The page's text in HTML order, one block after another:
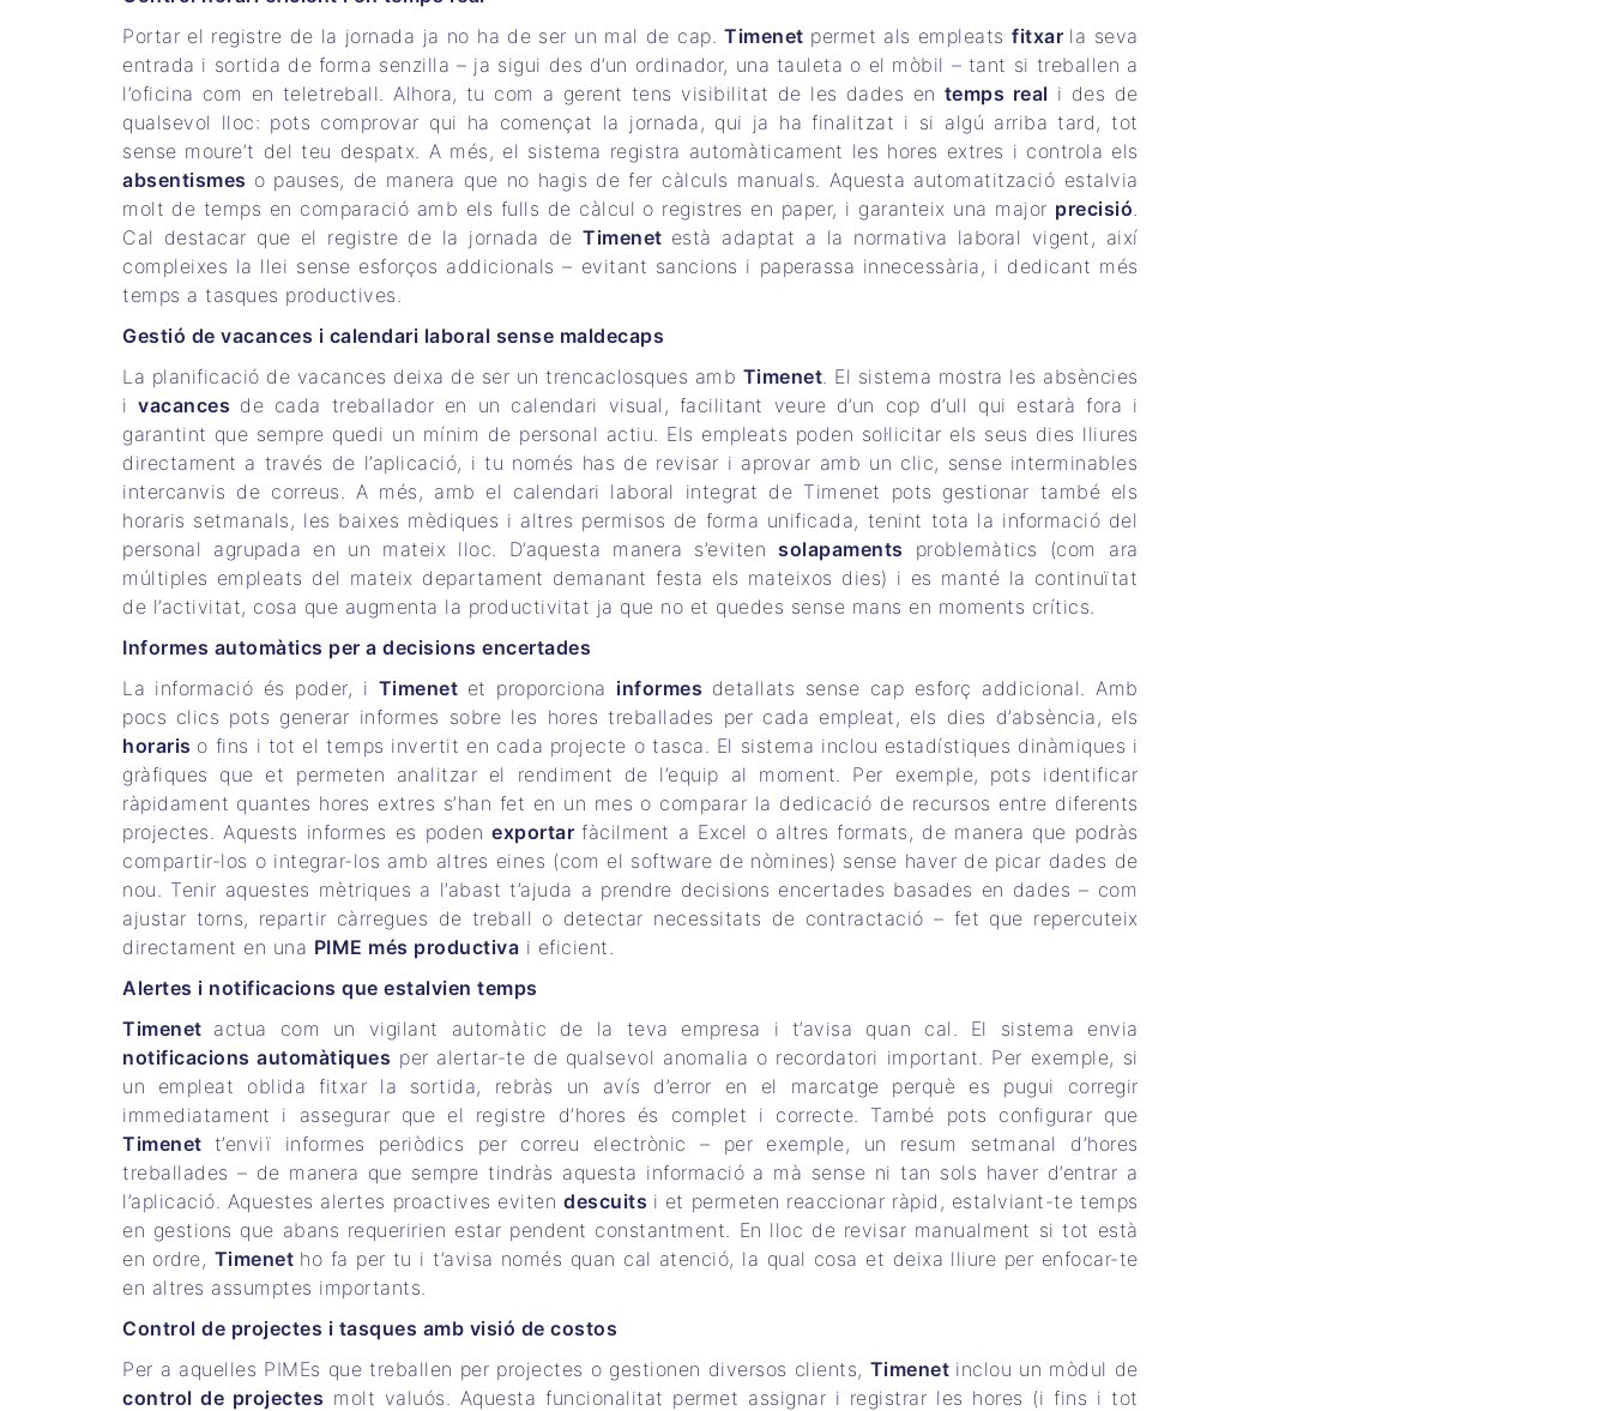
Portar el registre de la jornada ja no ha de ser un mal de cap.Timenet permet als empleatsfitxar la seva
entrada i sortida de forma senzilla – ja sigui des d’un ordinador, una tauleta o el mòbil – tant si treballen a
l’oficina com en teletreball. Alhora, tu com a gerent tens visibilitat de les dades en temps real i des de
qualsevol lloc: pots comprovar qui ha començat la jornada, qui ja ha finalitzat i si algú arriba tard, tot
sense moure’t del teu despatx. A més, el sistema registra automàticament les hores extres i controla els
absentismes o pauses, de manera que no hagis de fer càlculs manuals. Aquesta automatització estalvia
molt de temps en comparació amb els fulls de càlcul o registres en paper, i garanteix una major precisió.
Cal destacar que el registre de la jornada deTimenet està adaptat a la normativa laboral vigent, així
compleixes la llei sense esforços addicionals – evitant sancions i paperassa innecessària, i dedicant més
temps a tasques productives.
Gestió de vacances i calendari laboral sense maldecaps
La planificació de vacances deixa de ser un trencaclosques amb Timenet. El sistema mostra les absències
ivacances de cada treballador en un calendari visual, facilitant veure d’un cop d’ull qui estarà fora i
garantint que sempre quedi un mínim de personal actiu. Els empleats poden sol·licitar els seus dies lliures
directament a través de l’aplicació, i tu només has de revisar i aprovar amb un clic, sense interminables
intercanvis de correus. A més, amb el calendari laboral integrat de Timenet pots gestionar també els
horaris setmanals, les baixes mèdiques i altres permisos de forma unificada, tenint tota la informació del
personal agrupada en un mateix lloc. D’aquesta manera s’evitensolapaments problemàtics (com ara
múltiples empleats del mateix departament demanant festa els mateixos dies) i es manté la continuïtat
de l’activitat, cosa que augmenta la productivitat ja que no et quedes sense mans en moments crítics.
Informes automàtics per a decisions encertades
La informació és poder, i Timenet et proporciona informes detallats sense cap esforç addicional. Amb
pocs clics pots generar informes sobre les hores treballades per cada empleat, els dies d’absència, els
horaris o fins i tot el temps invertit en cada projecte o tasca. El sistema inclou estadístiques dinàmiques i
gràfiques que et permeten analitzar el rendiment de l’equip al moment. Per exemple, pots identificar
ràpidament quantes hores extres s’han fet en un mes o comparar la dedicació de recursos entre diferents
projectes. Aquests informes es poden exportar fàcilment a Excel o altres formats, de manera que podràs
compartir-los o integrar-los amb altres eines (com el software de nòmines) sense haver de picar dades de
nou. Tenir aquestes mètriques a l’abast t’ajuda a prendre decisions encertades basades en dades – com
ajustar torns, repartir càrregues de treball o detectar necessitats de contractació – fet que repercuteix
directament en una PIME més productiva i eficient.
Alertes i notificacions que estalvien temps
Timenet actua com un vigilant automàtic de la teva empresa i t’avisa quan cal. El sistema envia
notificacions automàtiques per alertar-te de qualsevol anomalia o recordatori important. Per exemple, si
un empleat oblida fitxar la sortida, rebràs un avís d’error en el marcatge perquè es pugui corregir
immediatament i assegurar que el registre d’hores és complet i correcte. També pots configurar que
Timenet t’enviï informes periòdics per correu electrònic – per exemple, un resum setmanal d’hores
treballades – de manera que sempre tindràs aquesta informació a mà sense ni tan sols haver d’entrar a
l’aplicació. Aquestes alertes proactives evitendescuits i et permeten reaccionar ràpid, estalviant-te temps
en gestions que abans requeririen estar pendent constantment. En lloc de revisar manualment si tot està
en ordre, Timenet ho fa per tu i t’avisa només quan cal atenció, la qual cosa et deixa lliure per enfocar-te
en altres assumptes importants.
Control de projectes i tasques amb visió de costos
Per a aquelles PIMEs que treballen per projectes o gestionen diversos clients, Timenet inclou un mòdul de
control de projectes molt valuós. Aquesta funcionalitat permet assignar i registrar les hores (i fins i tot